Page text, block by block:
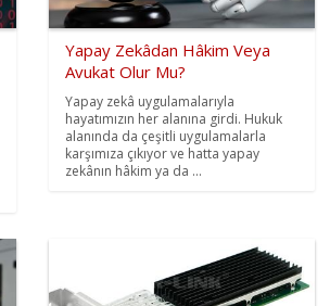
Yapay Zekâdan Hâkim Veya
Avukat Olur Mu?
Yapay zekâ uygulamalarıyla
hayatımızın her alanına girdi. Hukuk
alanında da çeşitli uygulamalarla
karşımıza çıkıyor ve hatta yapay
zekânın hâkim ya da ...